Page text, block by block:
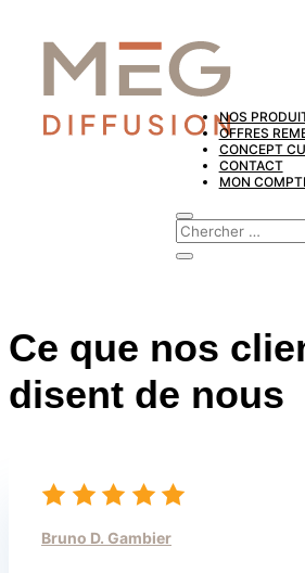
NOS
OFFRES
CONCEPT
CONTACT
MON
Ce que nos
disent de nous
Bruno D. Gambier